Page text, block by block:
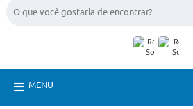
MENU